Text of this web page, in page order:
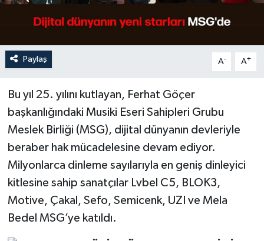
Paylaş A- A+
Bu yıl 25. yılını kutlayan, Ferhat Göçer
başkanlığındaki Musiki Eseri Sahipleri Grubu
Meslek Birliği (MSG), dijital dünyanın devleriyle
beraber hak mücadelesine devam ediyor.
Milyonlarca dinleme sayılarıyla en geniş dinleyici
kitlesine sahip sanatçılar Lvbel C5, BLOK3,
Motive, Çakal, Sefo, Semicenk, UZI ve Mela
Bedel MSG’ye katıldı.